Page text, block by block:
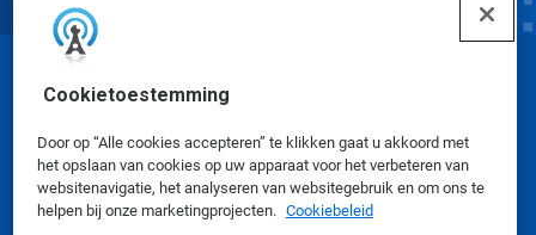
Cookietoestemming
Door op “Alle cookies accepteren” te klikken gaat u akkoord met
het opslaan van cookies op uw apparaat voor het verbeteren van
websitenavigatie, het analyseren van websitegebruik en om ons te
helpen bij onze marketingprojecten. Cookiebeleid
© Ecolab Inc. 2025
Veiligheidsinformatiebladen|Privacybeleid|
Gebruiksvoorwaarden